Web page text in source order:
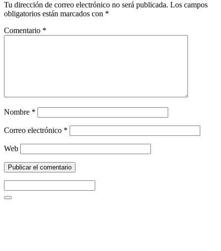
Tu dirección de correo electrónico no será publicada. Los campos
obligatorios están marcados con *
Comentario *
Nombre *
Correo electrónico *
Web